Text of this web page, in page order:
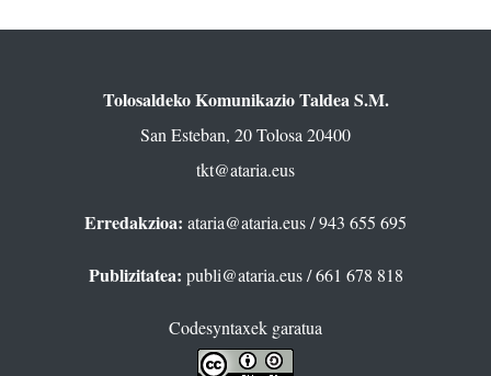
Tolosaldeko Komunikazio Taldea S.M.
San Esteban, 20 Tolosa 20400
tkt@ataria.eus
Erredakzioa: ataria@ataria.eus/ 943 655 695
Publizitatea: publi@ataria.eus/ 661 678 818
Codesyntaxek garatua